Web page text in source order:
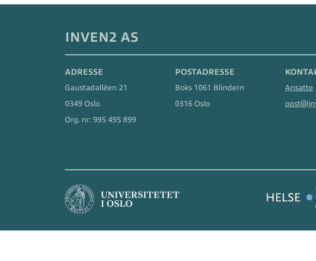
INVEN2 AS
ADRESSE
Gaustadalléen 21
0349 Oslo
Org. nr:995 495 899
POSTADRESSE
Boks 1061 Blindern
0316 Oslo
Ansatte